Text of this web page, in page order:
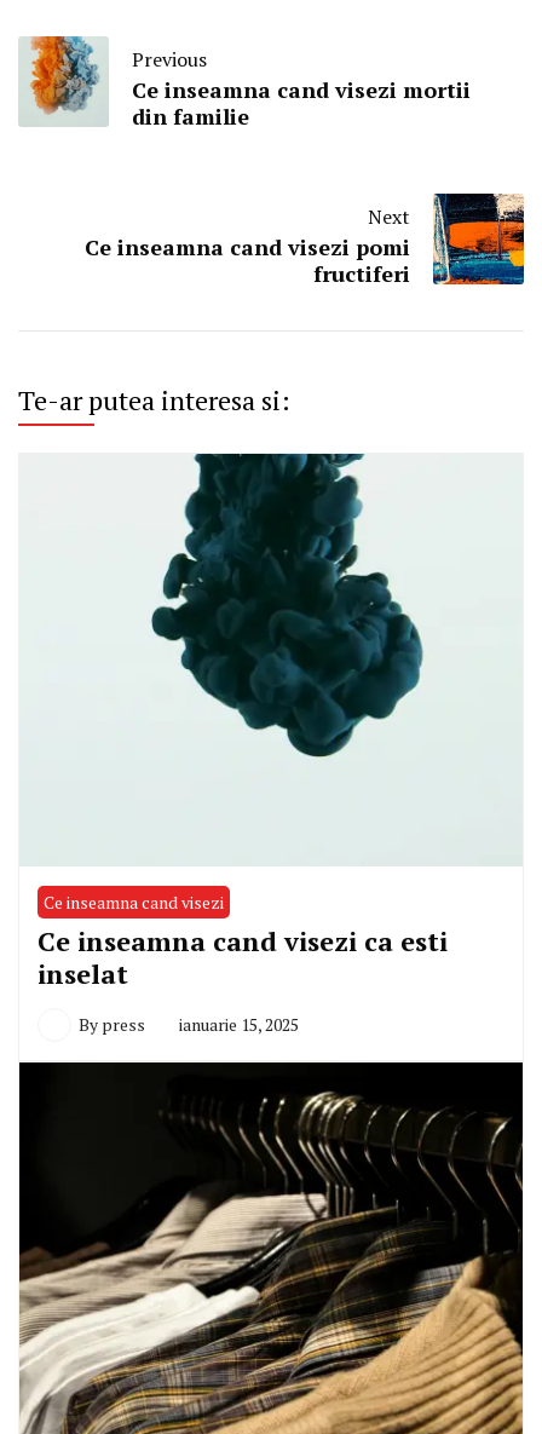
Previous
Ce inseamna cand visezi mortii
din familie
Next
Ce inseamna cand visezi pomi
fructiferi
Te-ar putea interesa si:
Ce inseamna cand visezi
Ce inseamna cand visezi ca esti
inselat
By press ianuarie 15, 2025